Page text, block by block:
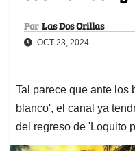
Por Las Dos Orillas
OCT 23, 2024
Tal parece que ante los
blanco', el canal ya
del regreso de 'Loquito